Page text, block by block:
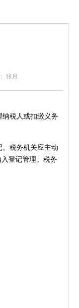
张月
税人或扣缴义务
税务机关应主动
登记管理。税务